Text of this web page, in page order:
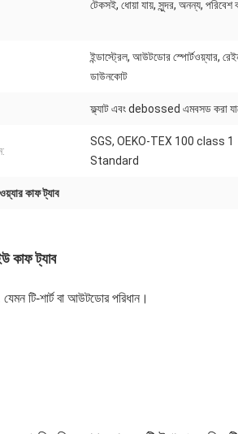
টেকসই, ধোয়া যায়, সুন্দর, অনন্য, পরিবেশ
ইন্ডাস্ট্রেল, আউটডোর স্পোর্টওয়্যার,
ডাউনকোট
ফ্ল্যাট এবং debossed এমবসড করা
SGS, OEKO-TEX 100 class 1
Standard
কাফ ট্যাব
কাফ ট্যাব
টি-শার্ট বা আউটডোর পরিধান।